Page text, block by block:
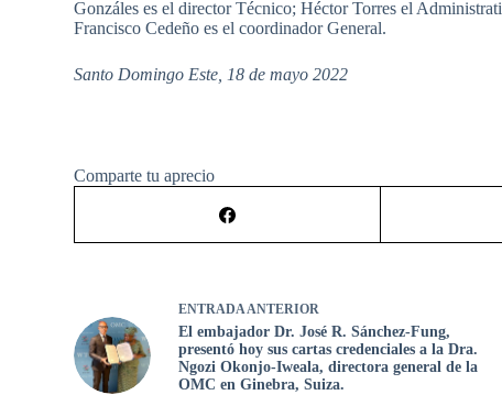
Gonzáles es el director Técnico; Héctor Torres el
Francisco Cedeño es el coordinador General.
Santo Domingo Este, 18 de mayo 2022
Comparte tu aprecio
ENTRADAANTERIOR
El embajador Dr. José R. Sánchez-Fung,
presentó hoy sus cartas credenciales a la Dra.
Ngozi Okonjo-Iweala, directora general de la
OMC en Ginebra, Suiza.